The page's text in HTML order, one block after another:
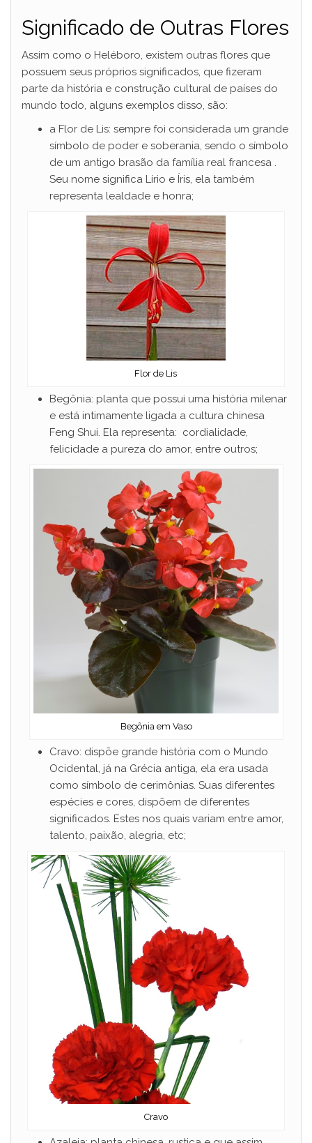
Significado de Outras Flores
Assim como o Heléboro, existem outras flores que
possuem seus próprios significados, que fizeram
parte da história e construção cultural de países do
mundo todo, alguns exemplos disso, são:
a Flor de Lis: sempre foi considerada um grande
símbolo de poder e soberania, sendo o símbolo
de um antigo brasão da família real francesa .
Seu nome significa Lírio e Íris, ela também
representa lealdade e honra;
Flor de Lis
Begônia: planta que possui uma história milenar
e está intimamente ligada a cultura chinesa
Feng Shui. Ela representa: cordialidade,
felicidade a pureza do amor, entre outros;
Begônia em Vaso
Cravo: dispõe grande história com o Mundo
Ocidental, já na Grécia antiga, ela era usada
como símbolo de cerimônias. Suas diferentes
espécies e cores, dispõem de diferentes
significados. Estes nos quais variam entre amor,
talento, paixão, alegria, etc;
Cravo